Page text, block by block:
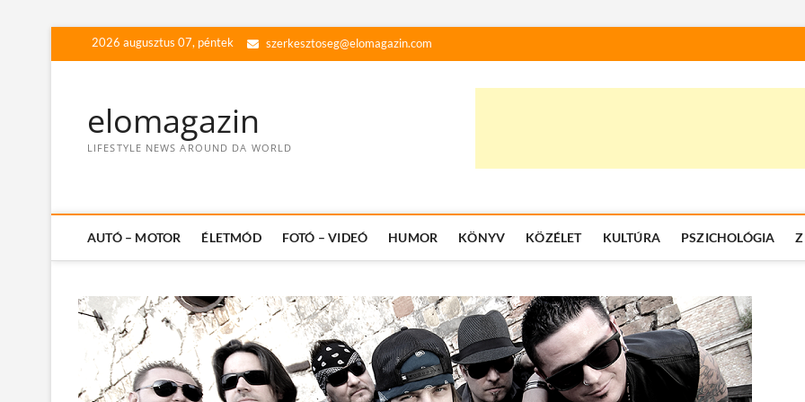
2026 augusztus 07, péntek szerkesztoseg@elomagazin.com
elomagazin
LIFESTYLE NEWS AROUND DA WORLD
AUTÓ – MOTOR ÉLETMÓD FOTÓ – VIDEÓ HUMOR KÖNYV KÖZÉLET KULTÚRA PSZICHOLÓGIA